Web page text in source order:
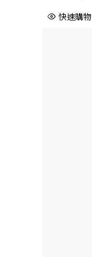
快速購物